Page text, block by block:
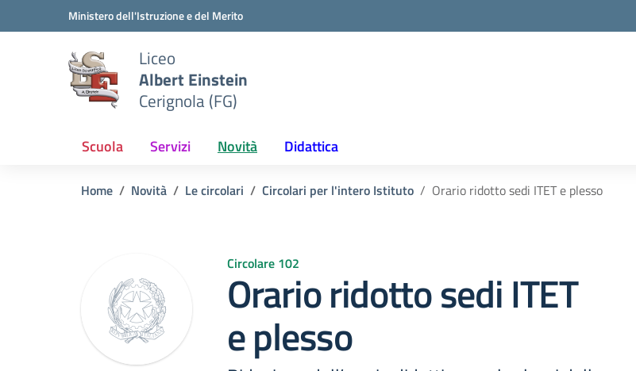
Vai ai contenuti
Vai al menu di navigazioneMinistero dell'Istruzione e del Merito
Liceo
Albert Einstein
Cerignola (FG)
Scuola Servizi Novità Didattica
Home Novità Le circolari Circolari per l'intero Istituto Orario ridotto sedi ITET e plesso
Circolare 102
Orario ridotto sedi ITET
e plesso